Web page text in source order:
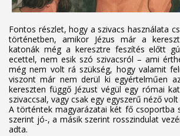
Fontos részlet, hogy a szivacs használata
történetben, amikor Jézus már a
katonák még a keresztre feszítés előtt
ecettel, nem esik szó szivacsról – ami
még nem volt rá szükség, hogy valamit
viszont már nem derül ki egyértelműen
kereszten függő Jézust végül egy római
szivaccsal, vagy csak egy egyszerű néző volt
A történtek magyarázatai két fő csoportba
szerint jó-, a másik szerint rosszindulat
adta.